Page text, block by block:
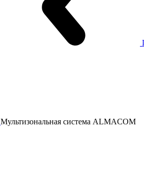
Мультизональная система ALMACOM